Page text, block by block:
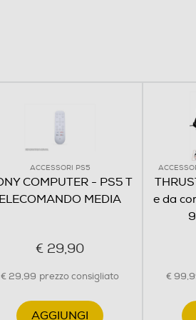
ACCESSORI PS5
COMPUTER - PS5 T
MEDIA
€ 29,90
€ 29,99 prezzo consigliato
AGGIUNGI
e da
€